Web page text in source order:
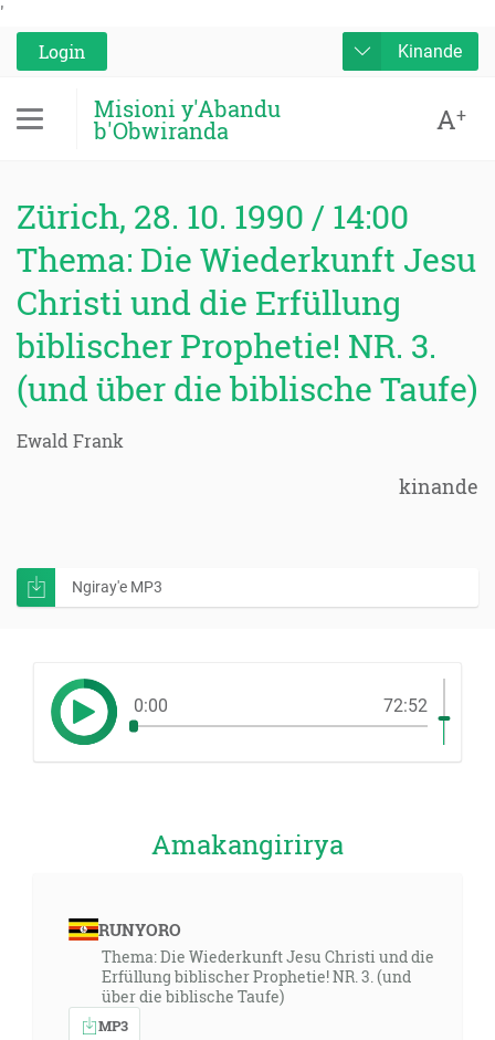
'
Login
Kinande
Misioni y'Abandu
b'Obwiranda A+
Zürich, 28. 10. 1990 / 14:00
Thema: Die Wiederkunft Jesu
Christi und die Erfüllung
biblischer Prophetie! NR. 3.
(und über die biblische Taufe)
Ewald Frank
kinande
Ngiray'e MP3
0:00 72:52
Amakangirirya
RUNYORO
Thema: Die Wiederkunft Jesu Christi und die
Erfüllung biblischer Prophetie! NR. 3. (und
über die biblische Taufe)
MP3